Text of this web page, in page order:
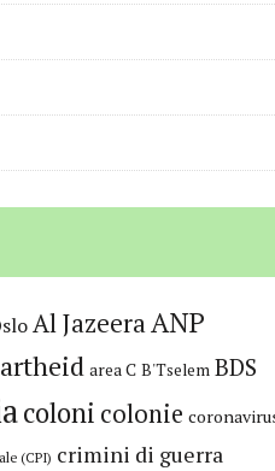
Al JazeeraANP
area C B'Tselem BDS
coloni colonie
(CPI) crimini di guerra